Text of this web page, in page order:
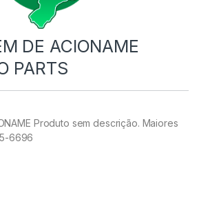
DE ACIONAME
PARTS
Produto sem descrição. Maiores
6696